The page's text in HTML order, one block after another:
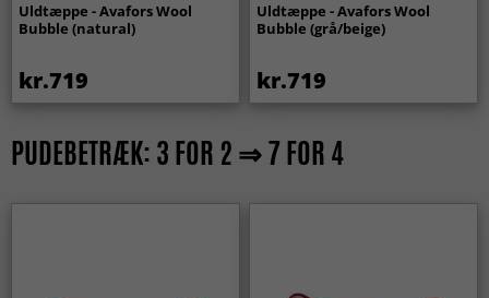
Uldtæppe - Avafors Wool
Bubble (natural)
kr.719
Uldtæppe - Avafors Wool
Bubble (grå/beige)
kr.719
PUDEBETRÆK: 3 FOR 2 ⇒ 7 FOR 4